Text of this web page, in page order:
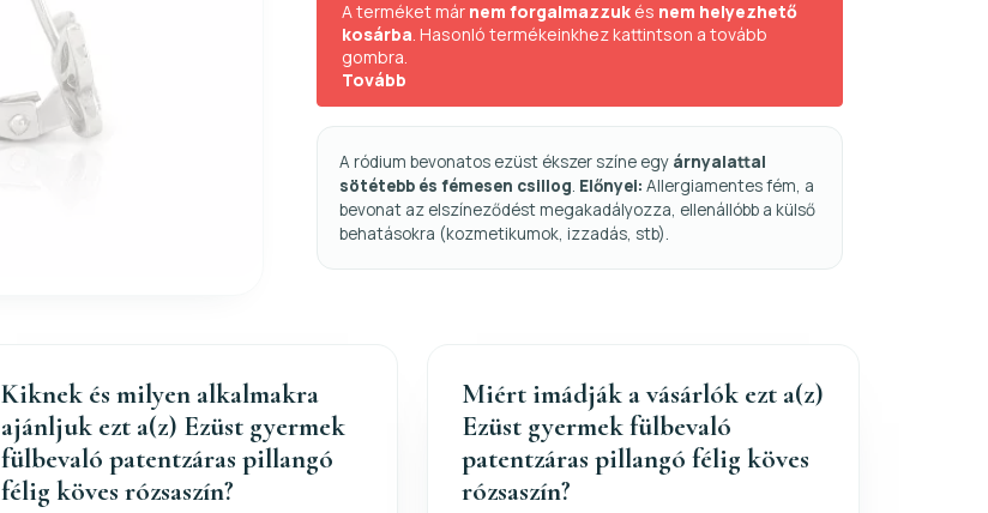
A terméket már nem forgalmazzukés nem helyezhető
kosárba. Hasonló termékeinkhez kattintson a tovább
gombra.
Tovább
A ródium bevonatos ezüst ékszer színe egy árnyalattal
sötétebb és fémesen csillog. Előnyei: Allergiamentes fém, a
bevonat az elszíneződést megakadályozza, ellenállóbb a külső
behatásokra (kozmetikumok, izzadás, stb).
Kiknek és milyen alkalmakra
ajánljuk ezt a(z) Ezüst gyermek
fülbevaló patentzáras pillangó
félig köves rózsaszín?
Miért imádják a vásárlók ezt a(z)
Ezüst gyermek fülbevaló
patentzáras pillangó félig köves
rózsaszín?